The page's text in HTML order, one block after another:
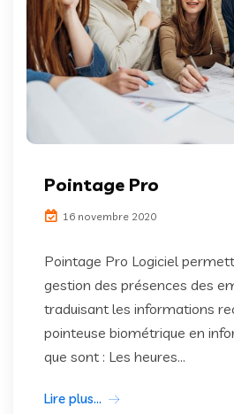
Pointage Pro
16 novembre 2020
Pointage Pro Logiciel
gestion des présences des
traduisant les informations
pointeuse biométrique en
que sont : Les heures...
Lire plus...